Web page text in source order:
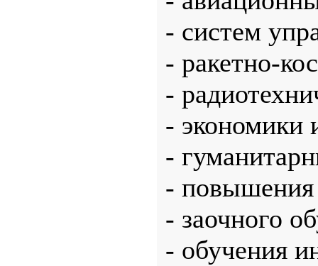
- систем
- ракетно-
-
- экономики
-
- повышения
- заочного
- обучения